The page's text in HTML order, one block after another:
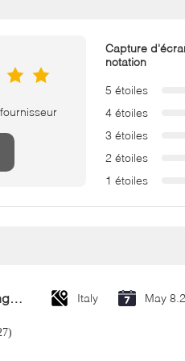
Capture
notation
5 étoiles
4 étoiles
3 étoiles
2 étoiles
1 étoiles
Cold Galvanizing Zinc Spray Paint 400ml Italy May